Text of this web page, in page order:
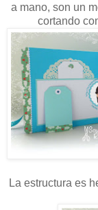
a mano, son un
cortando
La estructura es